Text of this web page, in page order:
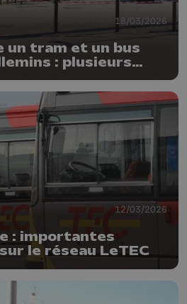
18/03/2026
tram et un bus
: plusieurs
12/03/2026
: importantes
le réseau LeTEC